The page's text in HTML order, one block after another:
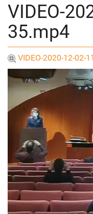
VIDEO-
35.mp4
VIDEO-2020-12-02-